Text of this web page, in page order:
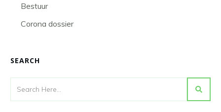
Bestuur
Corona dossier
SEARCH